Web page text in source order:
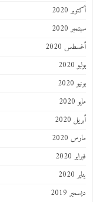
أكتوبر 2020
سبتمبر 2020
أغسطس 2020
يوليو 2020
يونيو 2020
مايو 2020
أبريل 2020
مارس 2020
فبراير 2020
يناير 2020
ديسمبر 2019